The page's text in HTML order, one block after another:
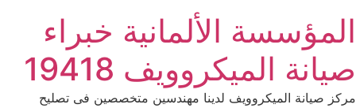
content
المؤسسة الألمانية خبراء
صيانة الميكروويف 19418
مركز صيانة الميكروويف لدينا مهندسين متخصصين فى تصليح